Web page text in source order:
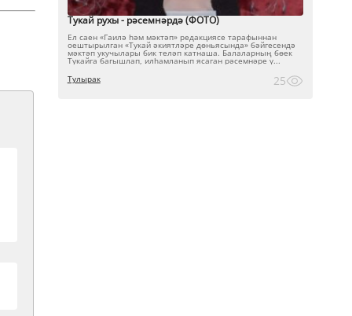
Тукай рухы - рәсемнәрдә (ФОТО)
Ел саен «Гаилә һәм мәктәп» редакциясе тарафыннан
оештырылган «Тукай әкиятләре дөньясында» бәйгесендә
мәктәп укучылары бик теләп катнаша. Балаларның бөек
Тукайга багышлап, илһамланып ясаган рәсемнәре ү...
Тулырак
25